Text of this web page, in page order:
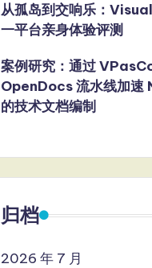
从孤岛到交响乐：
一平台亲身体验评测
案例研究：通过
OpenDocs 流水线加
的技术文档编制
归档
2026 年 7 月